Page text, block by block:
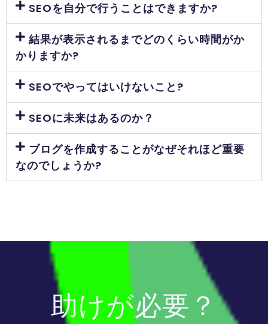
SEOを自分で行うことはできますか?
結果が表示されるまでどのくらい時間がか
かりますか?
SEOでやってはいけないこと?
SEOに未来はあるのか？
ブログを作成することがなぜそれほど重要
なのでしょうか?
助けが必要？